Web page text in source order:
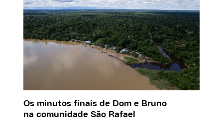
Os minutos finais de Dom e Bruno
na comunidade São Rafael